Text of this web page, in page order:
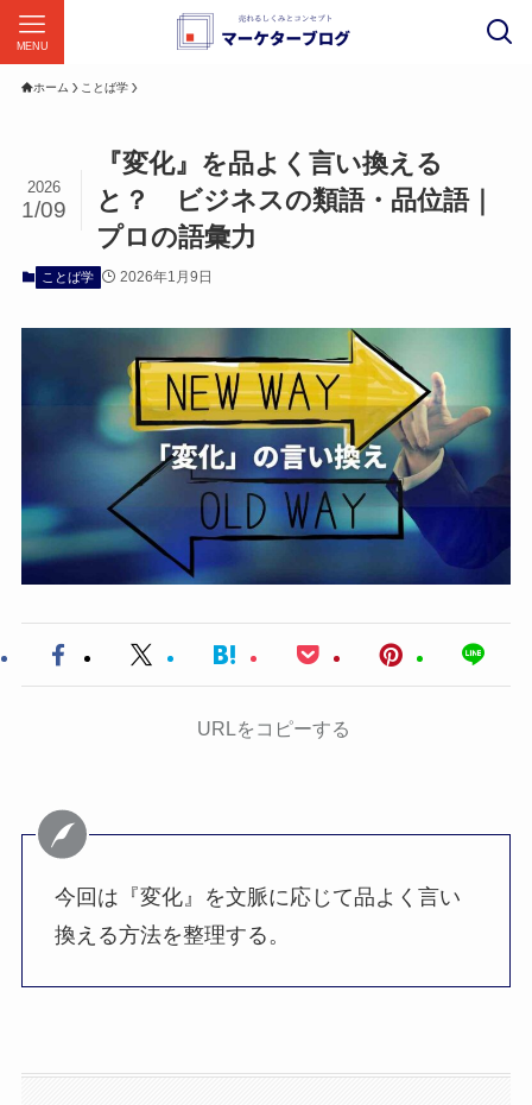
MENU
ホーム ことば学
『変化』を品よく言い換える
と？ ビジネスの類語・品位語｜
プロの語彙力
2026
1/09
ことば学 2026年1月9日
URLをコピーする
今回は『変化』を文脈に応じて品よく言い
換える方法を整理する。